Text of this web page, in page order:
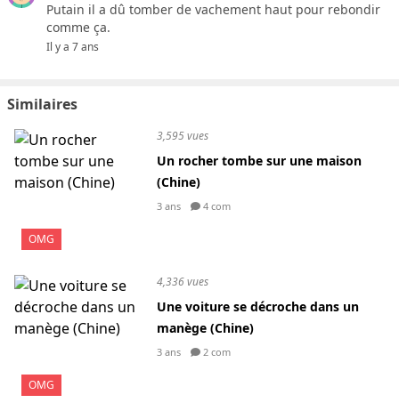
Putain il a dû tomber de vachement haut pour rebondir
comme ça.
Il y a 7 ans
Similaires
OMG
3,595 vues
Un rocher tombe sur une maison
(Chine)
3 ans 4 com
OMG
4,336 vues
Une voiture se décroche dans un
manège (Chine)
3 ans 2 com